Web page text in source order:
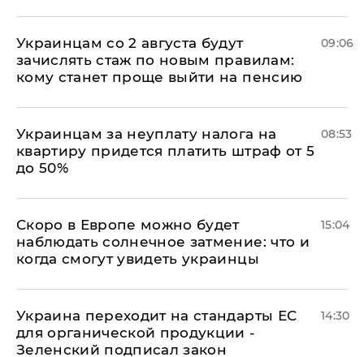
Украинцам со 2 августа будут
зачислять стаж по новым правилам:
кому станет проще выйти на пенсию
09:06
Украинцам за неуплату налога на
квартиру придется платить штраф от 5
до 50%
08:53
Скоро в Европе можно будет
наблюдать солнечное затмение: что и
когда смогут увидеть украинцы
15:04
Украина переходит на стандарты ЕС
для органической продукции -
Зеленский подписал закон
14:30